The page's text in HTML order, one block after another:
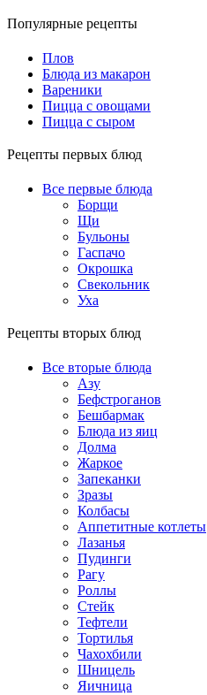
Популярные рецепты
Плов
Блюда из макарон
Вареники
Пицца с овощами
Пицца с сыром
Рецепты первых блюд
Все первые блюда
Борщи
Щи
Бульоны
Гаспачо
Окрошка
Свекольник
Уха
Рецепты вторых блюд
Все вторые блюда
Азу
Бефстроганов
Бешбармак
Блюда из яиц
Долма
Жаркое
Запеканки
Зразы
Колбасы
Аппетитные котлеты
Лазанья
Пудинги
Рагу
Роллы
Стейк
Тефтели
Тортилья
Чахохбили
Шницель
Яичница